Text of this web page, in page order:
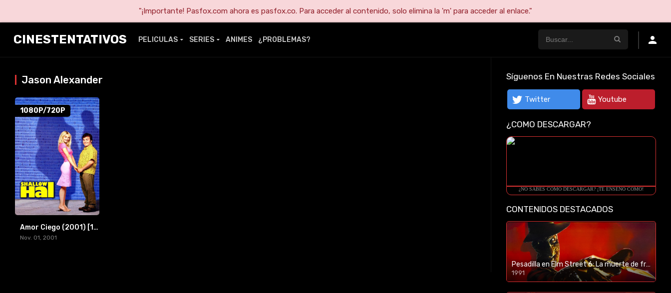
"¡Importante! Pasfox.com ahora es pasfox.co. Para acceder al contenido, solo elimina la 'm' para acceder al enlace."
CINESTENTATIVOS PELICULAS SERIES ANIMES ¿PROBLEMAS?
Jason Alexander
1080P/720P
Amor Ciego (2001) [1080p/720p]
Nov. 01, 2001
Síguenos En Nuestras Redes Sociales
Twitter Youtube
¿COMO DESCARGAR?
¿NO SABES COMO DESCARGAR? ¡TE ENSEÑO COMO!
CONTENIDOS DESTACADOS
Pesadilla en Elm Street 6: La muerte de freddy (1991) [BR-RIP] [HD-1080p]
1991